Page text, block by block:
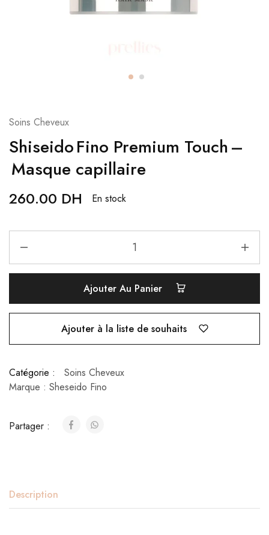
Soins Cheveux
Shiseido Fino Premium Touch –
Masque capillaire
260.00 DH En stock
Ajouter Au Panier
Ajouter à la liste de souhaits
Catégorie :
Soins Cheveux
Marque : Sheseido Fino
Partager :
Description